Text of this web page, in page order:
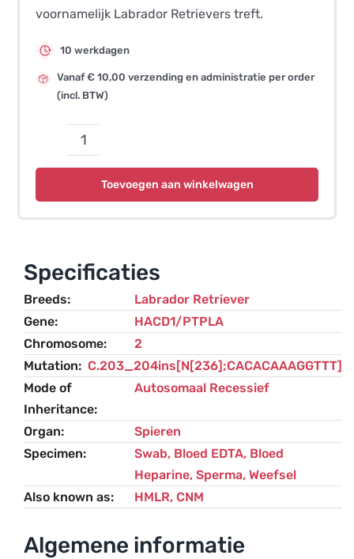
voornamelijk Labrador Retrievers treft.
10 werkdagen
Vanaf € 10,00 verzending en administratie per order
(incl. BTW)
Centronucleaire
Myopathie
Retriever
aantal
Toevoegen aan winkelwagen
Specificaties
Breeds
Labrador Retriever
Gene
HACD1/PTPLA
Chromosome
2
Mutation
C.203_204ins[N[236];CACACAAAGGTTT]
Mode of
Inheritance
Autosomaal Recessief
Organ
Spieren
Specimen
Swab, Bloed EDTA, Bloed
Heparine, Sperma, Weefsel
Also known as
HMLR, CNM
Algemene informatie